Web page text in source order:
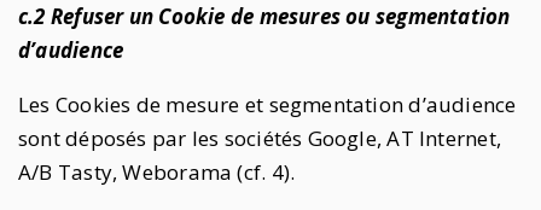
c.2 Refuser un Cookie de mesures ou segmentation
d’audience
Les Cookies de mesure et segmentation d’audience
sont déposés par les sociétés Google, AT Internet,
A/B Tasty, Weborama (cf. 4).